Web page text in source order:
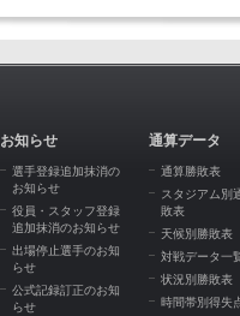
お知らせ
選手登録追加抹消の
お知らせ
役員・スタッフ登録
追加抹消のお知らせ
出場停止選手のお知
らせ
公式記録訂正のお知
らせ
通算データ
通算勝敗表
スタジアム別
敗表
天候別勝敗表
対戦データ一
状況別勝敗表
時間帯別得失